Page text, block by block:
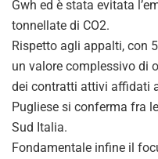
Gwh ed è stata evitata
tonnellate di CO2.
Rispetto agli appalti, con
un valore complessivo di
dei contratti attivi affidati
Pugliese si conferma fra
Sud Italia.
Fondamentale infine il